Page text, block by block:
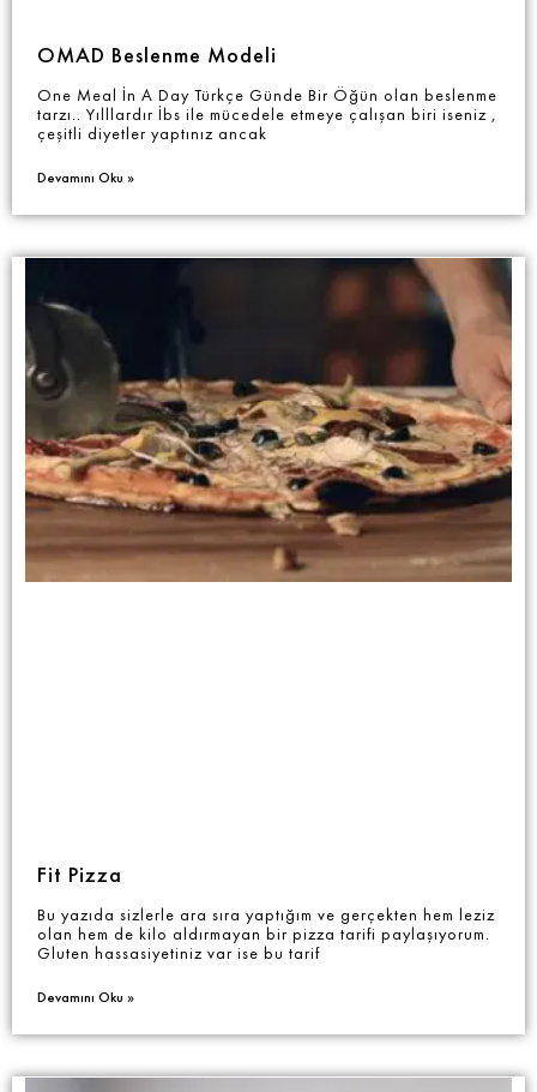
OMAD Beslenme Modeli
One Meal İn A Day Türkçe Günde Bir Öğün olan beslenme
tarzı.. Yılllardır İbs ile mücedele etmeye çalışan biri iseniz ,
çeşitli diyetler yaptınız ancak
Devamını Oku »
Fit Pizza
Bu yazıda sizlerle ara sıra yaptığım ve gerçekten hem leziz
olan hem de kilo aldırmayan bir pizza tarifi paylaşıyorum.
Gluten hassasiyetiniz var ise bu tarif
Devamını Oku »